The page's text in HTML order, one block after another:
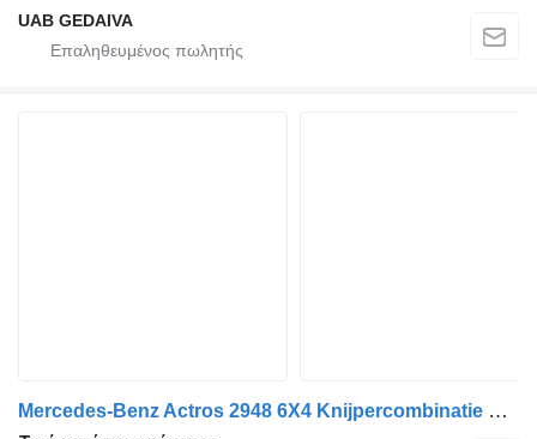
UAB GEDAIVA
Mercedes-Benz Actros 2948 6X4 Knijpercombinatie Palfinger Epsilon + ρυμουλκούμενο μεταφοράς παλιοσιδήρου